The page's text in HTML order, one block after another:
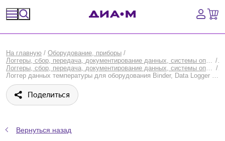
Оборудование, приборы
Расходные материалы, пластик, стекло
Предметный указатель
На главную / Оборудование, приборы /
Логгеры, сбор, передача, документирование данных, системы оповещения о неисправностях оборудования
/
Логгеры, сбор, передача, документирование данных, системы оповещения о неисправностях оборудования: временно недоступные товары
/
Логгер данных температуры для оборудования Binder, Data Logger Kit T 350, Binder
Поделиться
Вернуться назад